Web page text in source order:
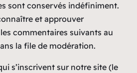
sont conservés indéfiniment.
et approuver
commentaires suivants au
la file de modération.
s’inscrivent sur notre site (le